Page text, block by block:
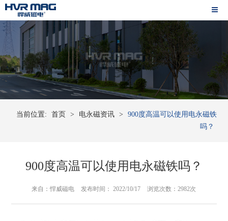
当前位置: 首页 > 电永磁资讯 >
900度高温可以使用电永磁铁
吗？
900度高温可以使用电永磁铁吗？
来自：悍威磁电 发布时间： 2022/10/17 浏览次数：2982次